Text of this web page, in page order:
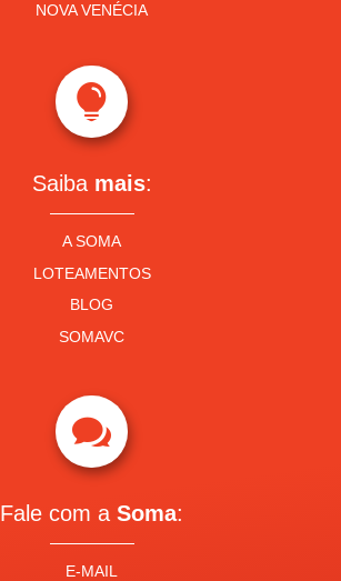
NOVA VENÉCIA

Saiba mais:
A SOMA
LOTEAMENTOS
BLOG
SOMAVC

Fale com aSoma:
E-MAIL